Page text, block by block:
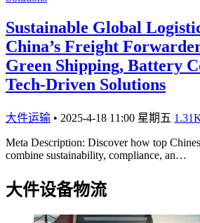
Sustainable Global
China’s Freight
Green Shipping, Battery
Tech-Driven Solutions
大件运输 • 2025-4-18 11:00 星期五
Meta Description: Discover how top
combine sustainability, compliance, an…
大件设备物流